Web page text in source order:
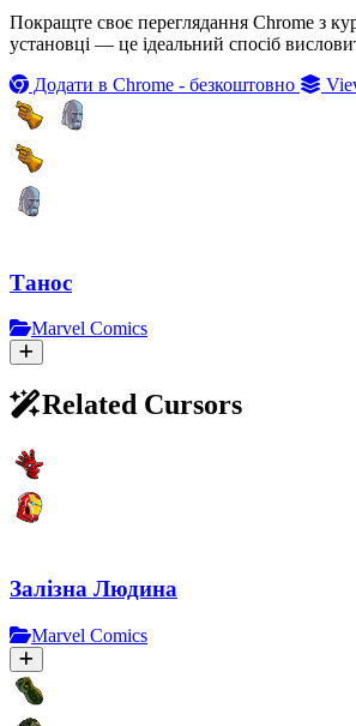
Покращте своє переглядання Chrome з
установці — це ідеальний спосіб
Додати в Chrome - безкоштовно
Танос
Marvel Comics
Related Cursors
Залізна Людина
Marvel Comics